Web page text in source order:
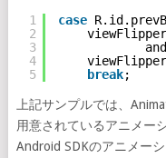
1
2
3
4
5
case
break;
上記サンプルでは、
用意されているアニメー
Android SDKのアニメー